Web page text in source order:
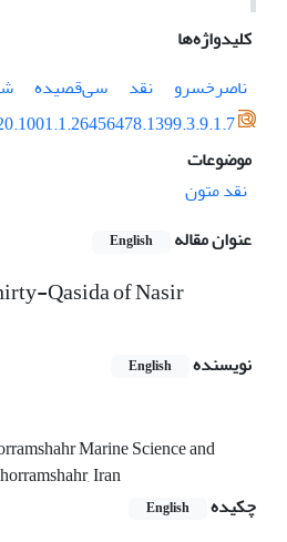
کلیدواژه‌ها
ناصرخسرو
نقد سی‌قصیده
موضوعات
نقد متون
عنوان مقاله
English
Qasida of Nasir
نویسنده English
Marine Science and
Iran
چکیده
English